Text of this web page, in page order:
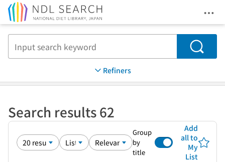
Search
Refiners
Search results 62
Group
by
title
Add
all to
My
List